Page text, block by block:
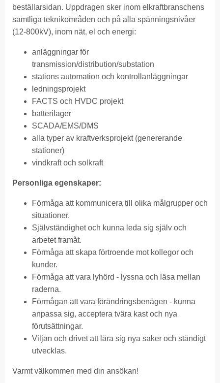
beställarsidan. Uppdragen sker inom elkraftbranschens
samtliga teknikområden och på alla spänningsnivåer
(12-800kV), inom nät, el och energi:
anläggningar för
transmission/distribution/substation
stations automation och kontrollanläggningar
ledningsprojekt
FACTS och HVDC projekt
batterilager
SCADA/EMS/DMS
alla typer av kraftverksprojekt (genererande
stationer)
vindkraft och solkraft
Personliga egenskaper:
Förmåga att kommunicera till olika målgrupper och
situationer.
Självständighet och kunna leda sig själv och
arbetet framåt.
Förmåga att skapa förtroende mot kollegor och
kunder.
Förmåga att vara lyhörd - lyssna och läsa mellan
raderna.
Förmågan att vara förändringsbenägen - kunna
anpassa sig, acceptera tvära kast och nya
förutsättningar.
Viljan och drivet att lära sig nya saker och ständigt
utvecklas.
Varmt välkommen med din ansökan!